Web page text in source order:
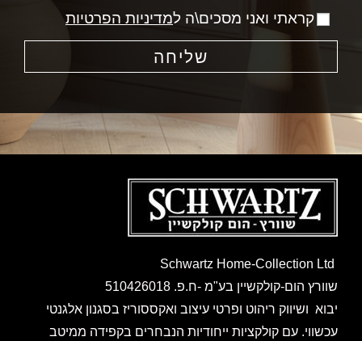
קראתי ואני מסכים\ה למדיניות הפרטיות
שליחה
שוורץ הום-קולקשיין בע"מ -ח.פ. 510426018
יבוא ושיווק ריהוט ופרטי עיצוב ואקססוריז בסגנון אלגנטי
עכשווי. עם קולקציות ייחודיות הנבחרים בקפידה ממיטב